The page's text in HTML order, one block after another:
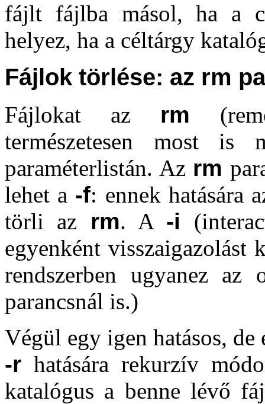
fájlt fájlba másol, ha a
helyez, ha a céltárgy
Fájlok törlése: az rm
Fájlokat az rm
természetesen most is
paraméterlistán. Az rm
lehet a -f: ennek hatására
törli az rm. A -i
egyenként visszaigazolást
rendszerben ugyanez
parancsnál is.)
Végül egy igen hatásos,
-r hatására rekurzív
katalógus a benne lévő